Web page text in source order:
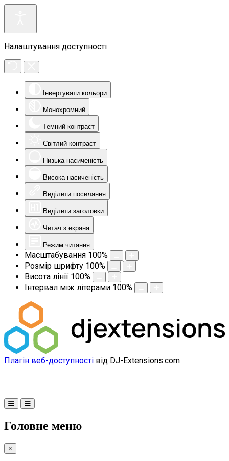
Налаштування доступності
Інвертувати кольори
Монохромний
Темний контраст
Світлий контраст
Низька насиченість
Висока насиченість
Виділити посилання
Виділити заголовки
Читач з екрана
Режим читання
Масштабування 100%
Розмір шрифту 100%
Висота лінії 100%
Інтервал між літерами 100%
Плагін веб-доступності від DJ-Extensions.com
Головне меню
×